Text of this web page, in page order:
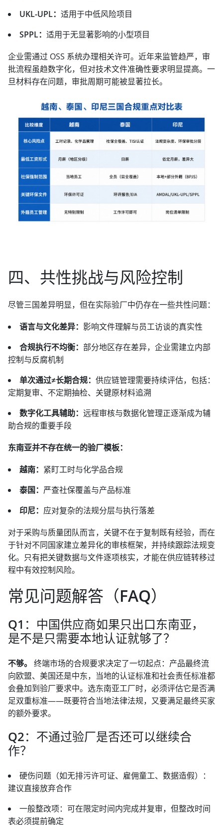
UKL-UPL： 适用于中低风险项目
SPPL： 适用于无显著影响的小型项目
企业需通过 OSS 系统办理相关许可。近年来监管趋严，审
批流程虽趋数字化，但对技术文件准确性要求明显提高。一
旦材料存在问题，审批周期可能被显著拉长。
四、共性挑战与风险控制
尽管三国差异明显，但在实际验厂中仍存在一些共性问题：
语言与文化差异： 影响文件理解与员工访谈的真实性
合规执行不均衡： 部分地区存在差异，企业需建立内部
控制与反腐机制
单次通过≠长期合规： 供应链管理需要持续评估，包括：
定期复审、不定期抽检、关键原材料追溯
数字化工具辅助： 远程审核与数据化管理正逐渐成为辅
助合规的重要手段
东南亚并不存在统一的验厂模板：
越南： 紧盯工时与化学品合规
泰国： 严查社保覆盖与产品标准
印尼： 应对复杂的法规分层与执行落差
对于采购与质量团队而言，关键不在于复制既有经验，而在
于针对不同国家建立差异化的审核框架，并持续跟踪法规变
化。只有把关键数据与文件逐项核实，才能在供应链转移过
程中有效控制风险。
常见问题解答（FAQ）
Q1：中国供应商如果只出口东南亚，
是不是只需要本地认证就够了？
不够。 终端市场的合规要求决定了一切起点：产品最终流
向欧盟、美国还是中东，当地的认证标准和社会责任标准都
会叠加到验厂要求中。选东南亚工厂时，必须评估它是否满
足双重标准——既要符合当地法律法规，又要满足最终买家
的额外要求。
Q2：不通过验厂是否还可以继续合
作？
硬伤问题（如无排污许可证、雇佣童工、数据造假）：
建议直接放弃合作
一般整改项：可在限定时间内完成并复审，但整改时间
表必须提前确定